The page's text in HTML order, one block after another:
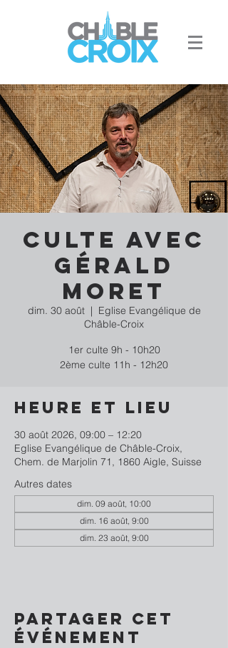
Culte avec
Gérald
Moret
dim. 30 août
  |
Eglise Evangélique de
Châble-Croix
1er culte 9h - 10h20
2ème culte 11h - 12h20
Heure et lieu
30 août 2026, 09:00 – 12:20
Eglise Evangélique de Châble-Croix,
Chem. de Marjolin 71, 1860 Aigle, Suisse
Autres dates
dim. 09 août, 10:00
dim. 16 août, 9:00
dim. 23 août, 9:00
Partager cet
événement